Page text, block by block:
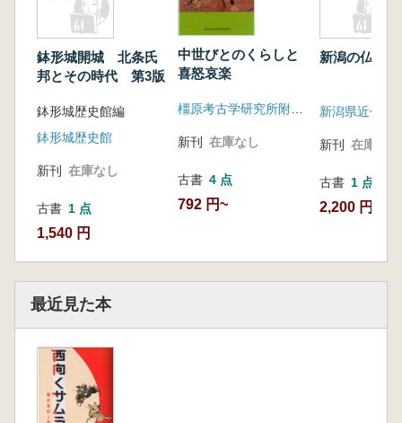
鉢形城開城 北条氏
邦とその時代 第3版
鉢形城歴史館編
鉢形城歴史館
新刊 在庫なし
古書 1 点
1,540 円
中世びとのくらしと
喜怒哀楽
新刊 在庫なし
古書 4 点
792 円~
新潟の仏像展
新潟県近代美
新刊 在庫なし
古書 1 点
2,200 円
最近見た本